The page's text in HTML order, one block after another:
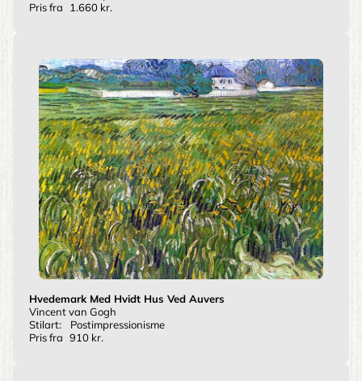
Pris fra
1.660 kr.
Hvedemark Med Hvidt Hus Ved Auvers
Vincent van Gogh
Stilart:
Postimpressionisme
Pris fra 910 kr.